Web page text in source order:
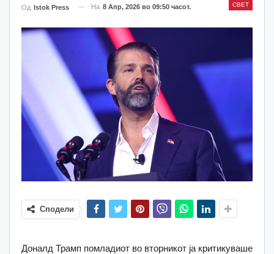
СВЕТ
Од Istok Press На 8 Апр, 2026 во 09:50 часот.
Сподели
Доналд Трамп помладиот во вторникот ја критикуваше